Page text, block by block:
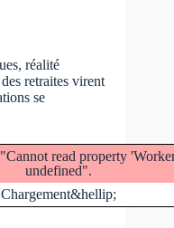
réalité
retraites virent
se
read property
undefined".
Chargement&hellip;